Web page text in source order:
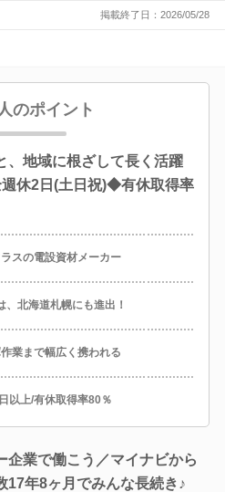
掲載終了日：2026/05/28
のポイント
、地域に根ざして長く活躍
休2日(土日祝)◆有休取得率
スの電設資材メーカー
北海道札幌にも進出！
業まで幅広く携われる
以上/有休取得率80％
企業で働こう／マイナビから
年8ヶ月でみんな長続き♪